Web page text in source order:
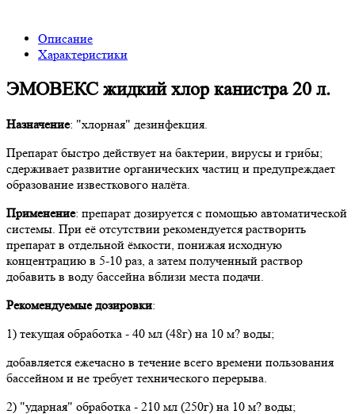
Описание
Характеристики
ЭМОВЕКС жидкий хлор канистра 20 л.
Назначение: "хлорная" дезинфекция.
Препарат быстро действует на бактерии, вирусы и грибы;
сдерживает развитие органических частиц и предупреждает
образование известкового налёта.
Применение: препарат дозируется с помощью автоматической
системы. При её отсутствии рекомендуется растворить
препарат в отдельной ёмкости, понижая исходную
концентрацию в 5-10 раз, а затем полученный раствор
добавить в воду бассейна вблизи места подачи.
Рекомендуемые дозировки:
1) текущая обработка - 40 мл (48г) на 10 м? воды;
добавляется ежечасно в течение всего времени пользования
бассейном и не требует технического перерыва.
2) "ударная" обработка - 210 мл (250г) на 10 м? воды;